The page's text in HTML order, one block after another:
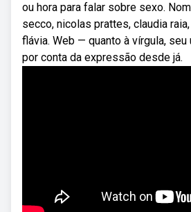
ou hora para falar sobre sexo.
secco, nicolas prattes, claudia
flávia. Web — quanto à vírgula,
por conta da expressão desde já.